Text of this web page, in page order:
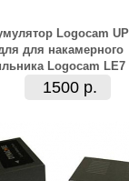
Logocam
для накамерного
Logocam LE7
1500 р.